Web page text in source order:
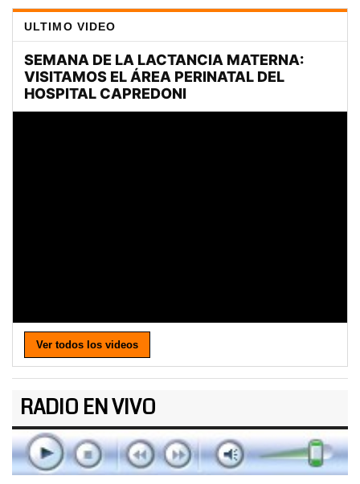
ULTIMO VIDEO
Ver todos los videos
RADIO EN VIVO